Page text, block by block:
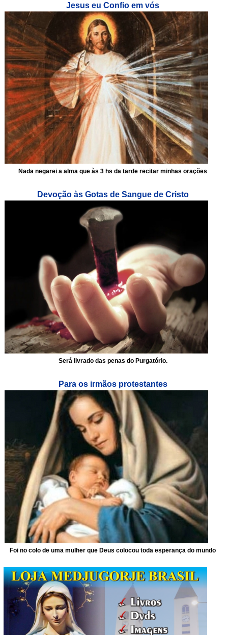
Jesus eu Confio em vós
Nada negarei a alma que às 3 hs da tarde recitar minhas orações
Devoção às Gotas de Sangue de Cristo
Será livrado das penas do Purgatório.
Para os irmãos protestantes
Foi no colo de uma mulher que Deus colocou toda esperança do mundo